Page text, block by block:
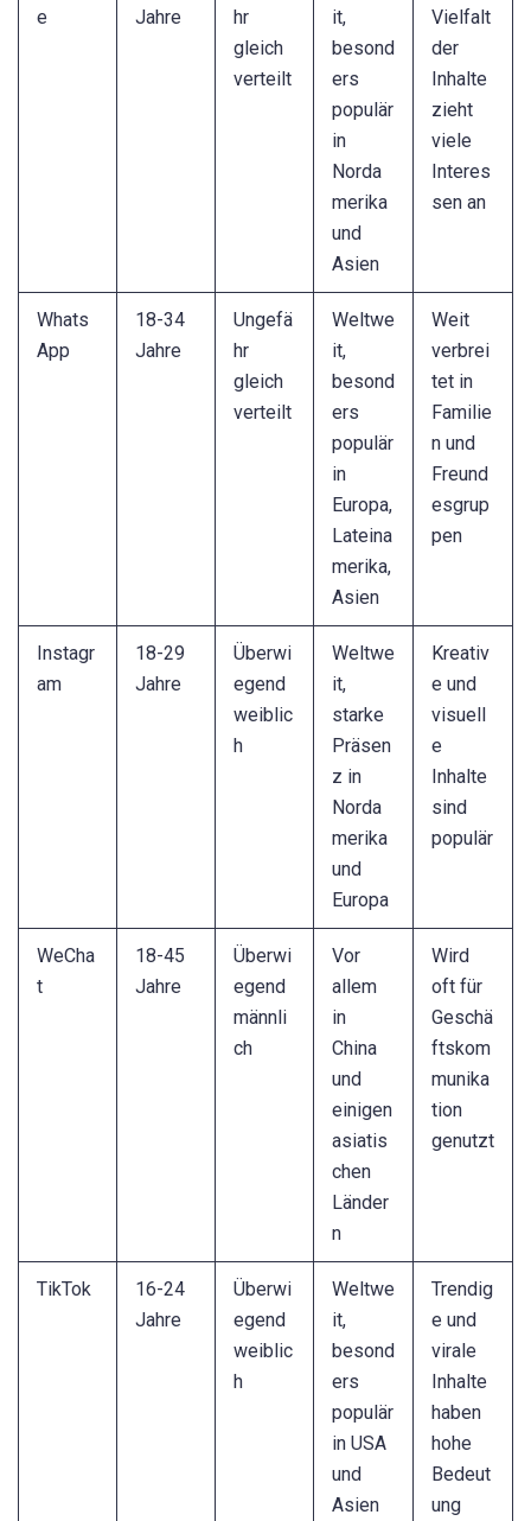
e
Jahre
hr
gleich
verteilt
it,
besond
ers
populär
in
Norda
merika
und
Asien
Vielfalt
der
Inhalte
zieht
viele
Interes
sen an
Whats
App
18-34
Jahre
Ungefä
hr
gleich
verteilt
Weltwe
it,
besond
ers
populär
in
Europa,
Lateina
merika,
Asien
Weit
verbrei
tet in
Familie
n und
Freund
esgrup
pen
Instagr
am
18-29
Jahre
Überwi
egend
weiblic
h
Weltwe
it,
starke
Präsen
z in
Norda
merika
und
Europa
Kreativ
e und
visuell
e
Inhalte
sind
populär
WeCha
t
18-45
Jahre
Überwi
egend
männli
ch
Vor
allem
in
China
und
einigen
asiatis
chen
Länder
n
Wird
oft für
Geschä
ftskom
munika
tion
genutzt
TikTok
16-24
Jahre
Überwi
egend
weiblic
h
Weltwe
it,
besond
ers
populär
in USA
und
Asien
Trendig
e und
virale
Inhalte
haben
hohe
Bedeut
ung